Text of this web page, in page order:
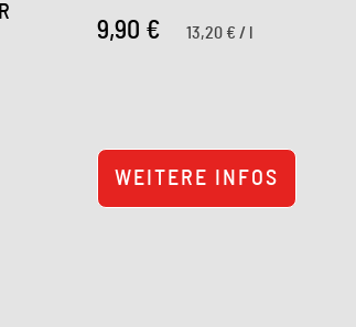
9,90 € 13,20 € /
WEITERE INFOS